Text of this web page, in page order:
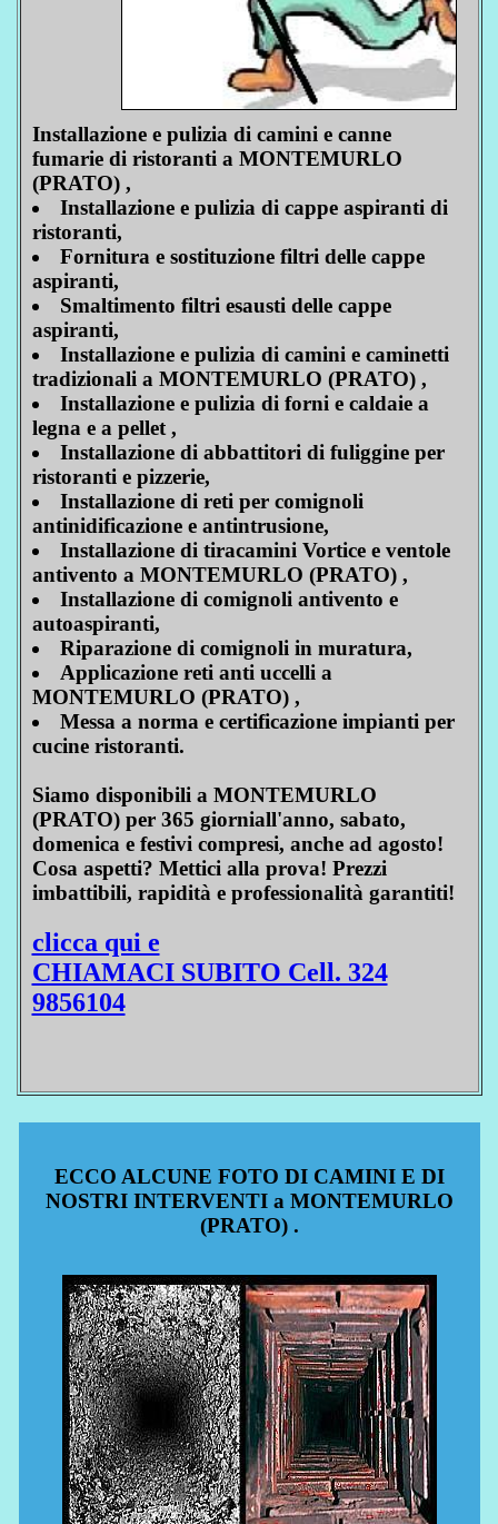
Installazione e pulizia di camini e canne
fumarie di ristoranti a MONTEMURLO
(PRATO) ,
Installazione e pulizia di cappe aspiranti di
ristoranti,
Fornitura e sostituzione filtri delle cappe
aspiranti,
Smaltimento filtri esausti delle cappe
aspiranti,
Installazione e pulizia di camini e caminetti
tradizionali a MONTEMURLO (PRATO) ,
Installazione e pulizia di forni e caldaie a
legna e a pellet ,
Installazione di abbattitori di fuliggine per
ristoranti e pizzerie,
Installazione di reti per comignoli
antinidificazione e antintrusione,
Installazione di tiracamini Vortice e ventole
antivento a MONTEMURLO (PRATO) ,
Installazione di comignoli antivento e
autoaspiranti,
Riparazione di comignoli in muratura,
Applicazione reti anti uccelli a
MONTEMURLO (PRATO) ,
Messa a norma e certificazione impianti per
cucine ristoranti.
Siamo disponibili a MONTEMURLO
(PRATO) per 365 giorniall'anno, sabato,
domenica e festivi compresi, anche ad agosto!
Cosa aspetti? Mettici alla prova! Prezzi
imbattibili, rapidità e professionalità garantiti!
clicca qui e
CHIAMACI SUBITO Cell. 324
9856104
ECCO ALCUNE FOTO DI CAMINI E DI
NOSTRI INTERVENTI a MONTEMURLO
(PRATO) .